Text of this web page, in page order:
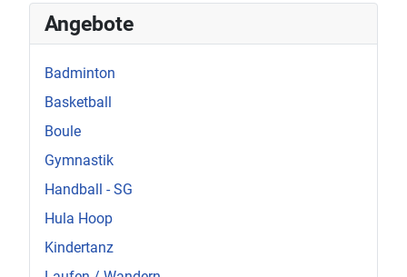
Angebote
Badminton
Basketball
Boule
Gymnastik
Handball - SG
Hula Hoop
Kindertanz